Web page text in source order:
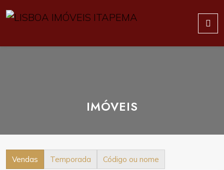
IMÓVEIS
Vendas Temporada Código ou nome